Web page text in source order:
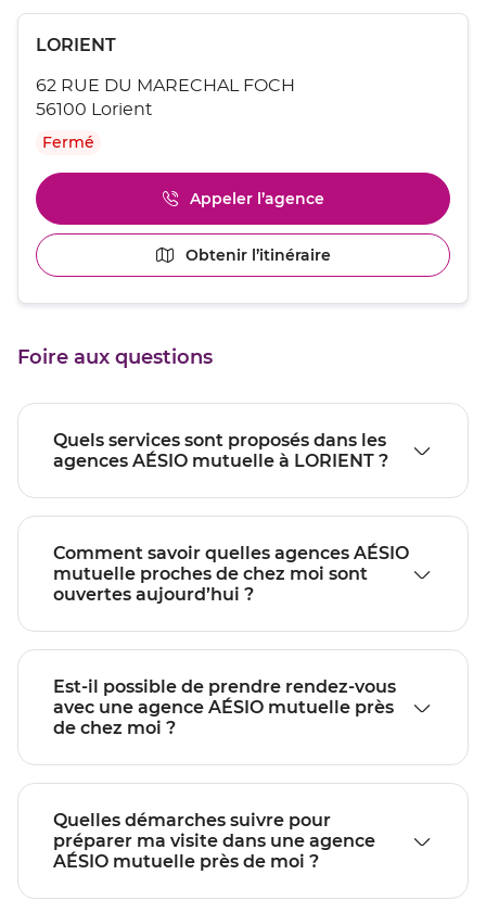
sur
touche
ENTRÉE
obtenir
plus
amples
informations
[ECHAP
pour
Point
vente
:
LORIENT
62 RUE DU MARECHAL FOCH
56100 Lorient
Fermé
Appeler l’agence
Afficher
le
numéro
de
du
Obtenir l’itinéraire
jusqu'au
de
Foire aux questions
Quels services sont proposés dans les
agences AÉSIO mutuelle à LORIENT ?
Comment savoir quelles agences AÉSIO
mutuelle proches de chez moi sont
ouvertes aujourd’hui ?
Est-il possible de prendre rendez-vous
avec une agence AÉSIO mutuelle près
de chez moi ?
Quelles démarches suivre pour
préparer ma visite dans une agence
AÉSIO mutuelle près de moi ?